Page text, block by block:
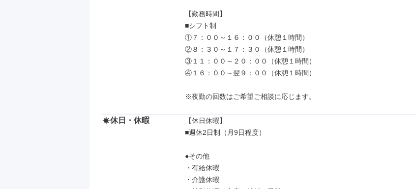
【勤務時間】
■シフト制
①７：００～１６：００（休憩１時間）
②８：３０～１７：３０（休憩１時間）
③１１：００～２０：００（休憩１時間）
④１６：００～翌９：００（休憩１時間）
※夜勤の回数はご希望ご相談に応じます。
休日・休暇
【休日休暇】
■週休2日制（月9日程度）
●その他
・有給休暇
・介護休暇